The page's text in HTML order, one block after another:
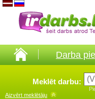
Darba
Meklēt darbu:
Aizvērt meklētāju